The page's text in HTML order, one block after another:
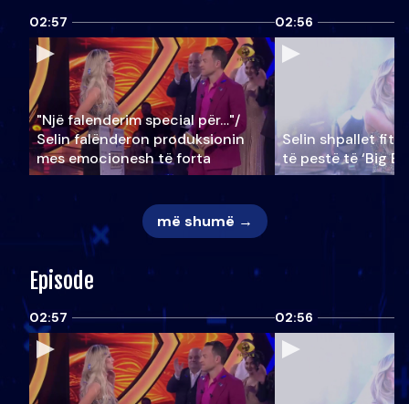
02:57
"Një falenderim special për…"/
Selin falënderon produksionin
mes emocionesh të forta
02:56
Selin shpallet
të pestë të ‘Big
më shumë →
Episode
02:57 02:56